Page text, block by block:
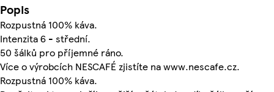
Popis
Rozpustná 100% káva.
Intenzita 6 - střední.
50 šálků pro příjemné ráno.
Více o výrobcích NESCAFÉ zjistíte na www.nescafe.cz.
Rozpustná 100% káva.